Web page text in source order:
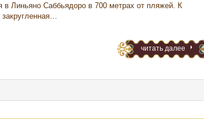
в Линьяно Саббьядоро в 700 метрах от пляжей. К
читать далее